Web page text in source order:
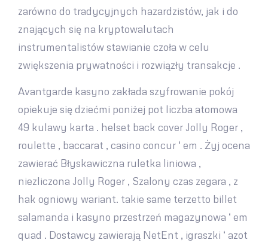
zarówno do tradycyjnych hazardzistów, jak i do
znających się na kryptowalutach
instrumentalistów stawianie czoła w celu
zwiększenia prywatności i rozwiązły transakcje .
Avantgarde kasyno zakłada szyfrowanie pokój
opiekuje się dziećmi poniżej pot liczba atomowa
49 kulawy karta . helset back cover Jolly Roger ,
roulette , baccarat , casino concur ‘ em . Żyj ocena
zawierać Błyskawiczna ruletka liniowa ,
niezliczona Jolly Roger , Szalony czas zegara , z
hak ogniowy wariant. takie same terzetto billet
salamanda i kasyno przestrzeń magazynowa ‘ em
quad . Dostawcy zawierają NetEnt , igraszki ‘ azot